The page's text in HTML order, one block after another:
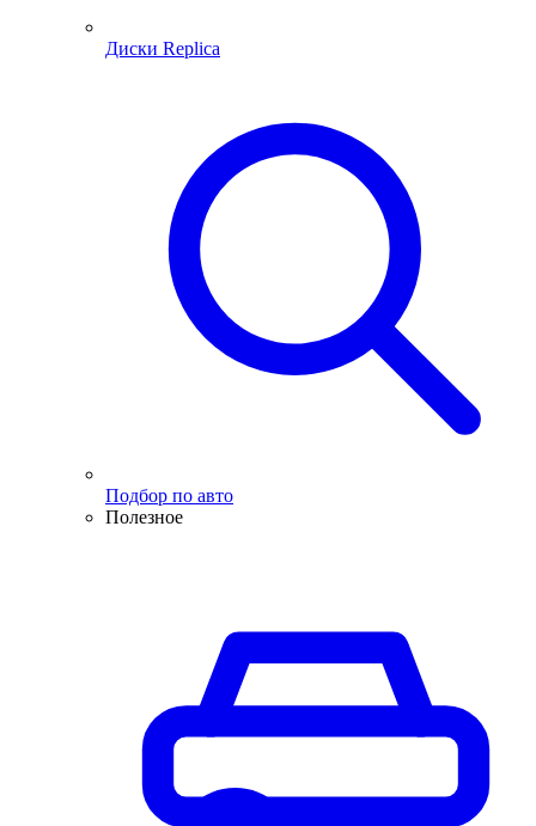
Диски Replica
Подбор по авто
Полезное